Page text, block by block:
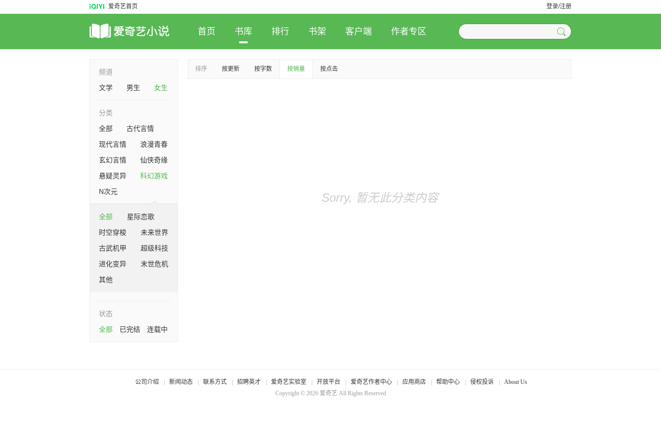
爱奇艺首页 登录/注册
首页 书库 排行 书架 客户端 作者专区
频道
文学
男生 女生
分类
全部
古代言情
现代言情
浪漫青春
玄幻言情
仙侠奇缘
悬疑灵异
科幻游戏
N次元
全部
星际恋歌
时空穿梭
未来世界
古武机甲
超级科技
进化变异
末世危机
其他
状态
全部
已完结 连载中
排序 按更新 按字数 按销量 按点击
Sorry, 暂无此分类内容
公司介绍 新闻动态 联系方式 招聘英才 爱奇艺实验室 开放平台 爱奇艺作者中心 应用商店 帮助中心 侵权投诉
About Us
Copyright © 2026 爱奇艺 All Rights Reserved